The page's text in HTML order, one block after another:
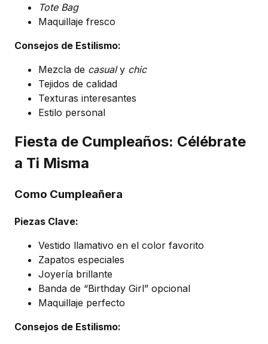
Tote Bag
Maquillaje fresco
Consejos de Estilismo:
Mezcla de casualy chic
Tejidos de calidad
Texturas interesantes
Estilo personal
Fiesta de Cumpleaños: Célébrate
a Ti Misma
Como Cumpleañera
Piezas Clave:
Vestido llamativo en el color favorito
Zapatos especiales
Joyería brillante
Banda de “Birthday Girl” opcional
Maquillaje perfecto
Consejos de Estilismo: